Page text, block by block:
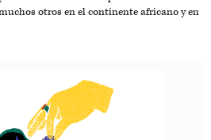
otros en el continente africano y en